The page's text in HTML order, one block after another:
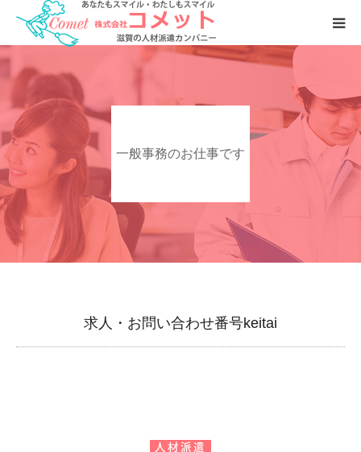
一般事務のお仕事です
求人・お問い合わせ番号keitai
お仕事をおさがしの方へ
人材をおさがしの企業様へ
会社案内